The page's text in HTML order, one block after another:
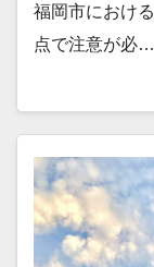
福岡市におけ
点で注意が必…